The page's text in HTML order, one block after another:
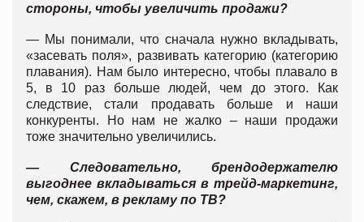
стороны, чтобы увеличить продажи?
— Мы понимали, что сначала нужно вкладывать,
«засевать поля», развивать категорию (категорию
плавания). Нам было интересно, чтобы плавало в
5, в 10 раз больше людей, чем до этого. Как
следствие, стали продавать больше и наши
конкуренты. Но нам не жалко – наши продажи
тоже значительно увеличились.
— Следовательно, брендодержателю
выгоднее вкладываться в трейд-маркетинг,
чем, скажем, в рекламу по ТВ?